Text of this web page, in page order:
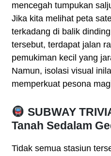
mencegah tumpukan
Jika kita melihat peta
terkadang di balik
tersebut, terdapat jalan
pemukiman kecil yang
Namun, isolasi visual
memperkuat pesona
SUBWAY
Tanah Sedalam
Tidak semua stasiun